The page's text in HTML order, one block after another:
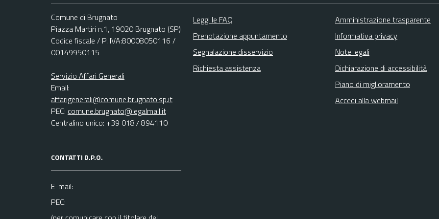
Comune di Brugnato
Piazza Martiri n.1, 19020 Brugnato (SP)
Codice fiscale / P. IVA:80008050116 /
00149950115
Servizio Affari Generali
Email:
affarigenerali@comune.brugnato.sp.it
PEC: comune.brugnato@legalmail.it
Centralino unico: +39 0187 894110
CONTATTI D.P.O.
E-mail:
PEC:
Leggi le FAQ
Prenotazione appuntamento
Segnalazione disservizio
Richiesta assistenza
Amministrazione trasparente
Informativa privacy
Note legali
Dichiarazione di accessibilità
Piano di miglioramento
Accedi alla webmail